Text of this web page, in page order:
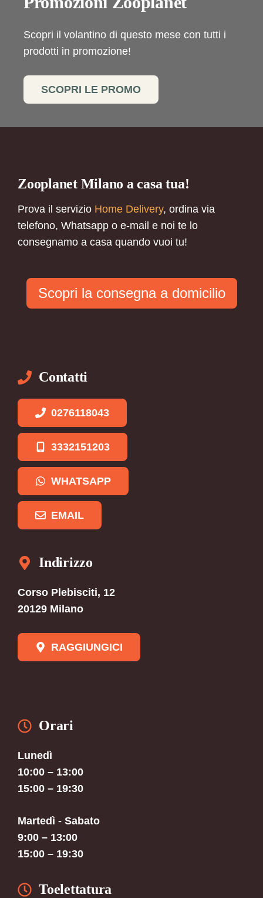
Scopri il volantino di questo mese con tutti i
prodotti in promozione!
SCOPRI LE PROMO
Zooplanet Milano a casa tua!
Prova il servizio Home Delivery, ordina via
telefono, Whatsapp o e-mail e noi te lo
consegnamo a casa quando vuoi tu!
Scopri la consegna a domicilio
Contatti
0276118043
3332151203
WHATSAPP
EMAIL
Indirizzo
Corso Plebisciti, 12
20129 Milano
RAGGIUNGICI
Orari
Lunedì
10:00 – 13:00
15:00 – 19:30
Martedì - Sabato
9:00 – 13:00
15:00 – 19:30
Toelettatura